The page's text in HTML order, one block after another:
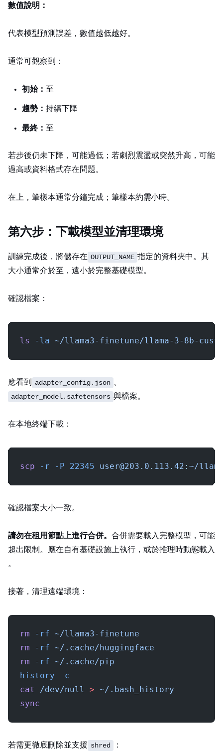
Loss 數值說明：
Loss 代表模型預測誤差，數值越低越好。
通常可觀察到：
初始 Loss： 1.5 至 3.0
趨勢： 持續下降
最終 Loss： 0.5 至 1.5
若 100 步後仍未下降，learning rate 可能過低；若劇烈震盪或突然升高，learning rate 可能
過高或資料格式存在問題。
在 RTX 4090 上，1,000 筆樣本通常 30–60 分鐘完成；10,000 筆樣本約需 5–10 小時。
第六步：下載模型並清理環境
訓練完成後，LoRA adapter 將儲存在 OUTPUT_NAME 指定的資料夾中。其
大小通常介於 100MB 至 500MB，遠小於完整基礎模型。
確認檔案：
ls -la ~/llama3-finetune/llama-3-8b-
應看到 adapter_config.json 、
adapter_model.safetensors 與 tokenizer 檔案。
在本地終端下載：
scp -r -P 22345 user@203.0.113.42 :~/
確認檔案大小一致。
請勿在租用節點上進行 adapter 合併。 合併需要載入完整 16-bit 模型，可能
超出 24GB VRAM 限制。應在自有基礎設施上執行，或於推理時動態載入
adapter。
接著，清理遠端環境：
rm -rf ~/llama3-finetune
rm -rf ~/.cache/huggingface
rm -rf ~/.cache/pip
history -c
cat
/dev/null > ~/.bash_history
sync
若需更徹底刪除並支援 shred ：